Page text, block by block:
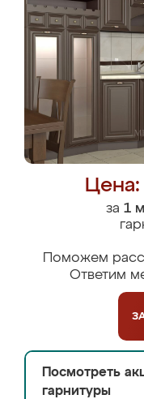
за 1
Поможем
Ответим
Посмотреть
гарнитуры